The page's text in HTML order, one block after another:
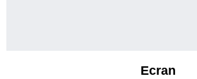
Ecran